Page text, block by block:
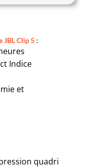
JBL Clip 5 :
Indice
et
quadri